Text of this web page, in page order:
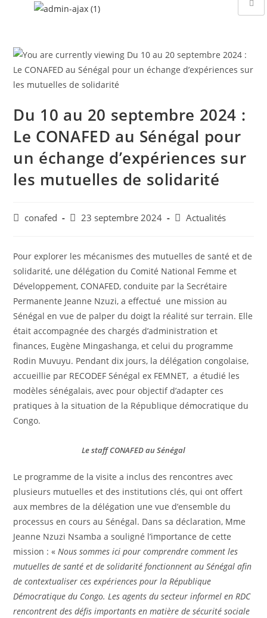
Du 10 au 20 septembre 2024 :
Le CONAFED au Sénégal pour
un échange d’expériences sur
les mutuelles de solidarité
conafed 23 septembre 2024 Actualités
Pour explorer les mécanismes des mutuelles de santé et de
solidarité, une délégation du Comité National Femme et
Développement, CONAFED, conduite par la Secrétaire
Permanente Jeanne Nzuzi, a effectué une mission au
Sénégal en vue de palper du doigt la réalité sur terrain. Elle
était accompagnée des chargés d’administration et
finances, Eugène Mingashanga, et celui du programme
Rodin Muvuyu. Pendant dix jours, la délégation congolaise,
accueillie par RECODEF Sénégal ex FEMNET, a étudié les
modèles sénégalais, avec pour objectif d’adapter ces
pratiques à la situation de la République démocratique du
Congo.
Le staff CONAFED au Sénégal
Le programme de la visite a inclus des rencontres avec
plusieurs mutuelles et des institutions clés, qui ont offert
aux membres de la délégation une vue d’ensemble du
processus en cours au Sénégal. Dans sa déclaration, Mme
Jeanne Nzuzi Nsamba a souligné l’importance de cette
mission : «Nous sommes ici pour comprendre comment les
mutuelles de santé et de solidarité fonctionnent au Sénégal afin
de contextualiser ces expériences pour la République
Démocratique du Congo. Les agents du secteur informel en RDC
rencontrent des défis importants en matière de sécurité sociale